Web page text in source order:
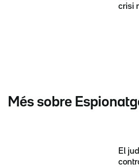
crisi
Més sobre
El